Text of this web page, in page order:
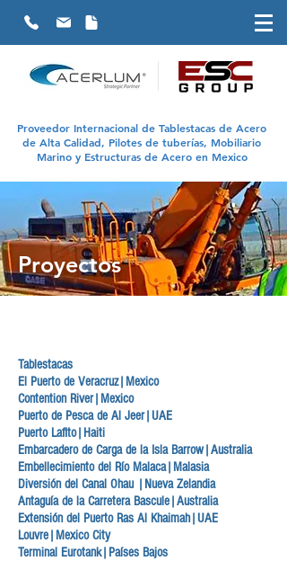
Proveedor Internacional de Tablestacas de Acero
de Alta Calidad, Pilotes de tuberías, Mobiliario
Marino y Estructuras de Acero en Mexico
Proyectos
Tablestacas
El Puerto de Veracruz|Mexico
Contention River|Mexico
Puerto de Pesca de Al Jeer|UAE
Puerto Lafito|Haiti
Embarcadero de Carga de la Isla Barrow|Australia
Embellecimiento del Río Malaca|Malasia
Diversión del Canal Ohau |Nueva Zelandia
Antaguía de la Carretera Bascule|Australia
Extensión del Puerto Ras Al Khaimah|UAE
Louvre|Mexico City
Terminal Eurotank|Países Bajos